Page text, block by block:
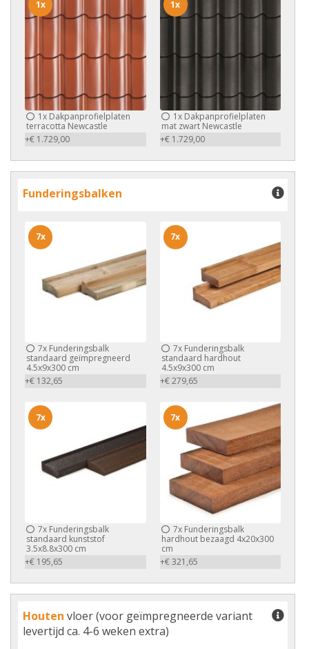
1x Dakpanprofielplaten
terracotta Newcastle
+€ 1.729,00
1x
1xDakpanprofielplaten
mat zwart Newcastle
+€ 1.729,00
1x
Funderingsbalken
7x Funderingsbalk
standaard geïmpregneerd
4.5x9x300 cm
+€ 132,65
7x
7xFunderingsbalk
standaard hardhout
4.5x9x300 cm
+€ 279,65
7x
7x Funderingsbalk
standaard kunststof
3.5x8.8x300 cm
+€ 195,65
7x
7xFunderingsbalk
hardhout bezaagd 4x20x300
cm
+€ 321,65
7x
Houten vloer (voor geïmpregneerde variant
levertijd ca. 4-6 weken extra)